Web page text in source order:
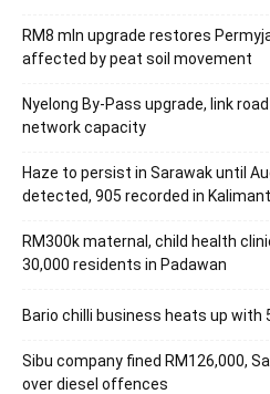
RM8 mln upgrade restores
affected by peat soil movement
Nyelong By-Pass upgrade, link
network capacity
Haze to persist in Sarawak until
detected, 905 recorded in
RM300k maternal, child health
30,000 residents in Padawan
Bario chilli business heats up with
Sibu company fined RM126,000,
over diesel offences